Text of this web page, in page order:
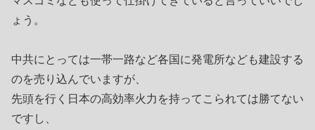
ょう。
中共にとっては一帯一路など各国に発電所なども建設する
のを売り込んでいますが、
先頭を行く日本の高効率火力を持ってこられては勝てない
ですし、